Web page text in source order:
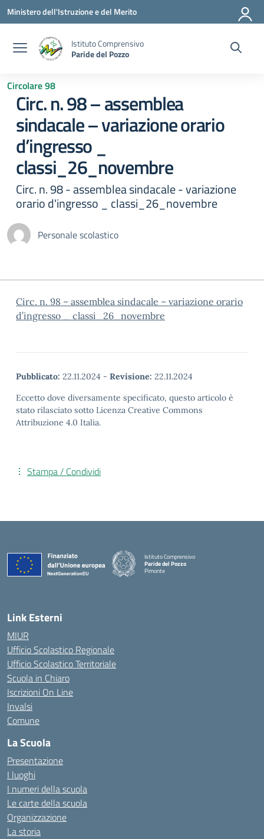
Vai ai contenuti
Vai al menu di navigazione
Vai al footer
Ministero dell'Istruzione e del Merito
Istituto Comprensivo
Paride del Pozzo
Circolare 98
Circ. n. 98 – assemblea
sindacale – variazione orario
d’ingresso _
classi_26_novembre
Circ. n. 98 - assemblea sindacale - variazione
orario d'ingresso _ classi_26_novembre
Personale scolastico
Circ. n. 98 – assemblea sindacale – variazione orario
d’ingresso _ classi_26_novembre
Pubblicato: 22.11.2024 - Revisione: 22.11.2024
Eccetto dove diversamente specificato, questo articolo è
stato rilasciato sotto Licenza Creative Commons
Attribuzione 4.0 Italia.
Stampa / Condividi
Istituto Comprensivo
Paride del Pozzo
Pimonte
Link Esterni
MIUR
Ufficio Scolastico Regionale
Ufficio Scolastico Territoriale
Scuola in Chiaro
Iscrizioni On Line
Invalsi
Comune
La Scuola
Presentazione
I luoghi
I numeri della scuola
Le carte della scuola
Organizzazione
La storia